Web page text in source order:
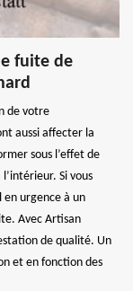
fuite de
de votre
aussi affecter la
sous l’effet de
Si vous
urgence à un
Avec Artisan
de qualité. Un
et en fonction des